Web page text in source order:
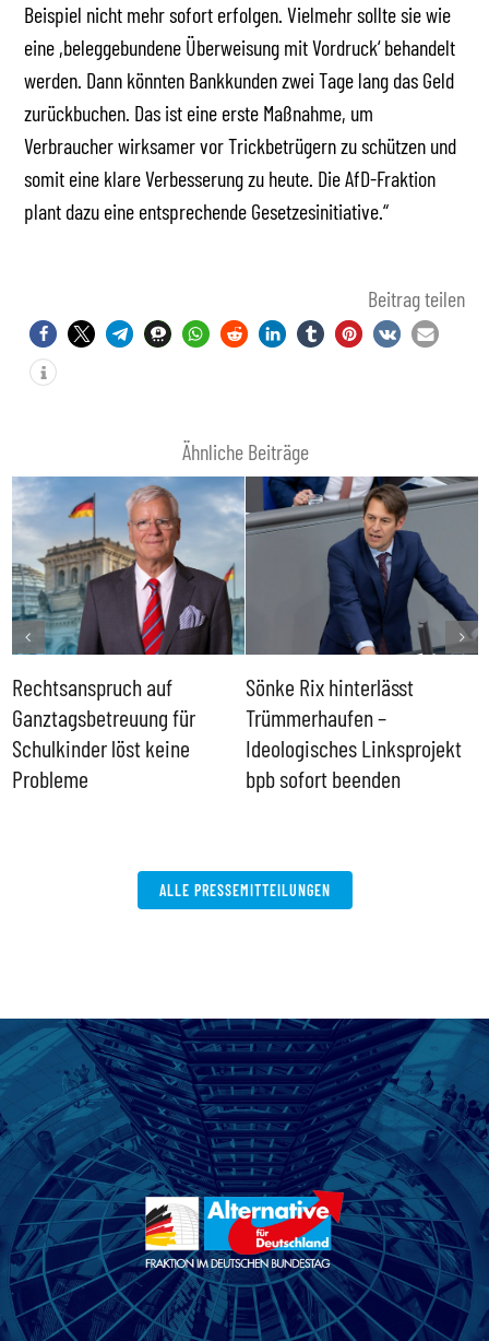
Beispiel nicht mehr sofort erfolgen. Vielmehr sollte sie wie
eine ,beleggebundene Überweisung mit Vordruck‘ behandelt
werden. Dann könnten Bankkunden zwei Tage lang das Geld
zurückbuchen. Das ist eine erste Maßnahme, um
Verbraucher wirksamer vor Trickbetrügern zu schützen und
somit eine klare Verbesserung zu heute. Die AfD-Fraktion
plant dazu eine entsprechende Gesetzesinitiative.“
Beitrag teilen
Ähnliche Beiträge
Rechtsanspruch auf
Ganztagsbetreuung für
Schulkinder löst keine
Probleme
Sönke Rix hinterlässt
Trümmerhaufen –
Ideologisches Linksprojekt
bpb sofort beenden
ALLE PRESSEMITTEILUNGEN